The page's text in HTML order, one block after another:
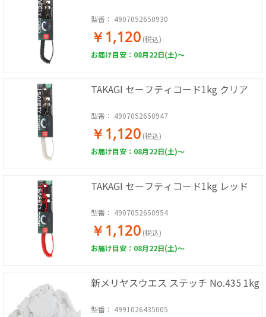
型番： 4907052650930
￥1,120 (税込)
お届け目安：08月22日(土)～
TAKAGI セーフティコード1kg クリア
型番： 4907052650947
￥1,120 (税込)
お届け目安：08月22日(土)～
TAKAGI セーフティコード1kg レッド
型番： 4907052650954
￥1,120 (税込)
お届け目安：08月22日(土)～
新メリヤスウエス ステッチ No.435 1kg
型番： 4991026435005